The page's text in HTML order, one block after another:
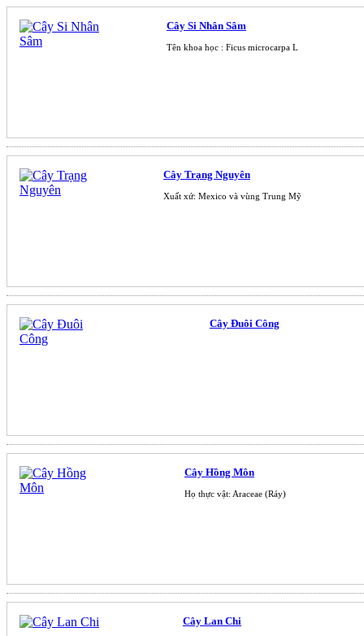
Cây Si Nhân Sâm
Tên khoa học : Ficus microcarpa L
Cây Trạng Nguyên
Xuất xứ: Mexico và vùng Trung Mỹ
Cây Đuôi Công
Cây Hồng Môn
Họ thực vật: Araceae (Ráy)
Cây Lan Chi